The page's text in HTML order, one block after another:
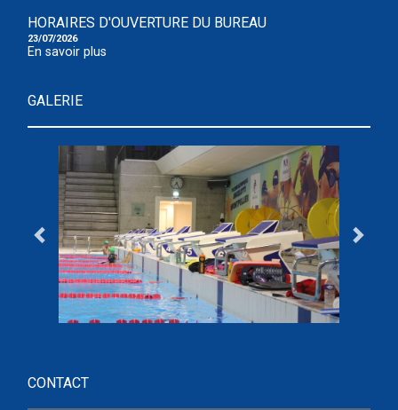
HORAIRES D'OUVERTURE DU BUREAU
23/07/2026
En savoir plus
GALERIE
CONTACT